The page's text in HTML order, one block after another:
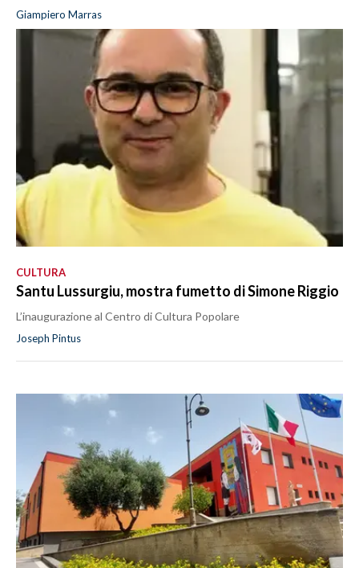
Giampiero Marras
CULTURA
Santu Lussurgiu, mostra fumetto di Simone Riggio
L’inaugurazione al Centro di Cultura Popolare
Joseph Pintus